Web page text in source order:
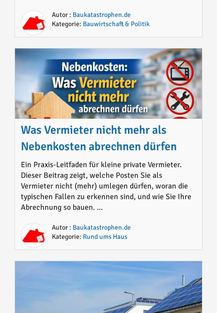
Autor : Baukatastrophen.de
Kategorie: Bauwirtschaft & Politik
Was Vermieter nicht mehr als
Nebenkosten abrechnen dürfen
Ein Praxis-Leitfaden für kleine private Vermieter.
Dieser Beitrag zeigt, welche Posten Sie als
Vermieter nicht (mehr) umlegen dürfen, woran die
typischen Fallen zu erkennen sind, und wie Sie Ihre
Abrechnung so bauen. ...
Autor : Baukatastrophen.de
Kategorie: Rund ums Haus